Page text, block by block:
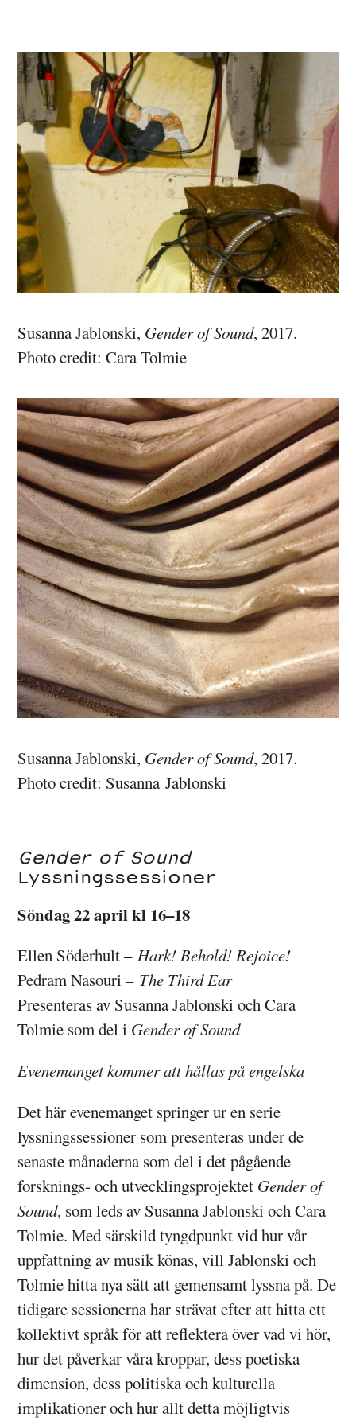
Susanna Jablonski, Gender of Sound, 2017.
Photo credit: Cara Tolmie
Susanna Jablonski, Gender of Sound, 2017.
Photo credit: Susanna Jablonski
Gender of Sound
Lyssningssessioner
Söndag 22 april kl 16–18
Ellen Söderhult –Hark! Behold! Rejoice!
Pedram Nasouri – The Third Ear
Presenteras av Susanna Jablonski och Cara
Tolmie som del i Gender of Sound
Evenemanget kommer att hållas på engelska
Det här evenemanget springer ur en serie
lyssningssessioner som presenteras under de
senaste månaderna som del i det pågående
forsknings- och utvecklingsprojektet Gender of
Sound, som leds av Susanna Jablonski och Cara
Tolmie. Med särskild tyngdpunkt vid hur vår
uppfattning av musik könas, vill Jablonski och
Tolmie hitta nya sätt att gemensamt lyssna på. De
tidigare sessionerna har strävat efter att hitta ett
kollektivt språk för att reflektera över vad vi hör,
hur det påverkar våra kroppar, dess poetiska
dimension, dess politiska och kulturella
implikationer och hur allt detta möjligtvis